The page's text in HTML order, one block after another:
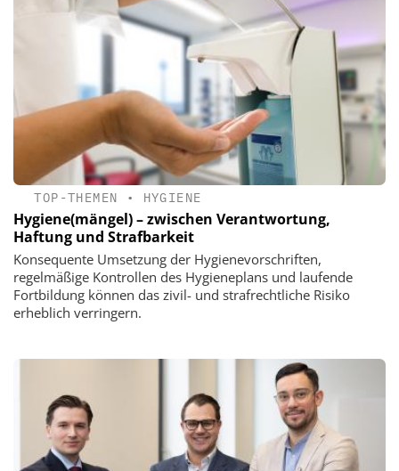
TOP-THEMEN • HYGIENE
Hygiene(mängel) – zwischen Verantwortung,
Haftung und Strafbarkeit
Konsequente Umsetzung der Hygienevorschriften,
regelmäßige Kontrollen des Hygieneplans und laufende
Fortbildung können das zivil- und strafrechtliche Risiko
erheblich verringern.